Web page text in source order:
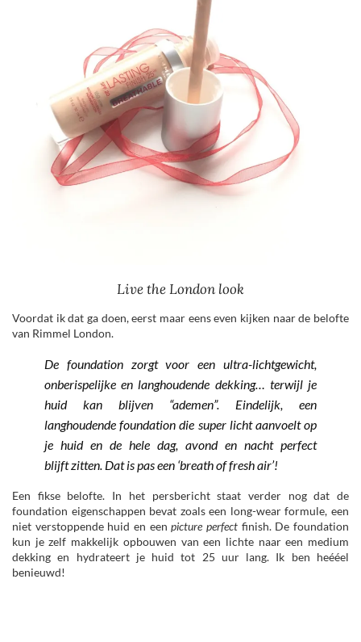
Live the London look
Voordat ik dat ga doen, eerst maar eens even kijken naar de belofte
van Rimmel London.
De foundation zorgt voor een ultra-lichtgewicht,
onberispelijke en langhoudende dekking… terwijl je
huid kan blijven “ademen”. Eindelijk, een
langhoudende foundation die super licht aanvoelt op
je huid en de hele dag, avond en nacht perfect
blijft zitten. Dat is pas een ‘breath of fresh air’!
Een fikse belofte. In het persbericht staat verder nog dat de
foundation eigenschappen bevat zoals een long-wear formule, een
niet verstoppende huid en eenpicture perfect finish. De foundation
kun je zelf makkelijk opbouwen van een lichte naar een medium
dekking en hydrateert je huid tot 25 uur lang. Ik ben heééel
benieuwd!